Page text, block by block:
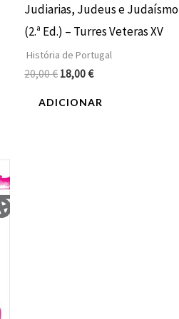
Judiarias, Judeus e Judaísmo
(2.ª Ed.) – Turres Veteras XV
História de Portugal
20,00€18,00€
ADICIONAR